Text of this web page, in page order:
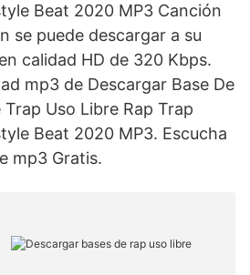
Beat 2020 MP3 Canción
se puede descargar a su
calidad HD de 320 Kbps.
mp3 de Descargar Base De
Uso Libre Rap Trap
Beat 2020 MP3. Escucha
mp3 Gratis.